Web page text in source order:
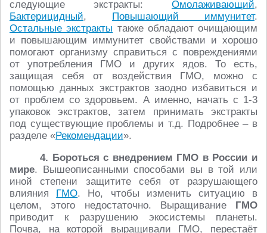
следующие экстракты: Омолаживающий,
Бактерицидный, Повышающий иммунитет.
Остальные экстракты также обладают очищающим
и повышающим иммунитет свойствами и хорошо
помогают организму справиться с повреждениями
от употребления ГМО и других ядов. То есть,
защищая себя от воздействия ГМО, можно с
помощью данных экстрактов заодно избавиться и
от проблем со здоровьем. А именно, начать с 1-3
упаковок экстрактов, затем принимать экстракты
под существующие проблемы и т.д. Подробнее – в
разделе «Рекомендации».
4. Бороться с внедрением ГМО в России и
мире. Вышеописанными способами вы в той или
иной степени защитите себя от разрушающего
влияния ГМО. Но, чтобы изменить ситуацию в
целом, этого недостаточно. Выращивание ГМО
приводит к разрушению экосистемы планеты.
Почва, на которой выращивали ГМО, перестаёт